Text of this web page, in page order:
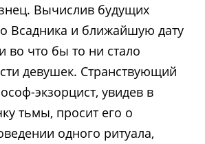
Вычислив будущих
Всадника и ближайшую дату
во что бы то ни стало
девушек. Странствующий
экзорцист, увидев в
тьмы, просит его о
одного ритуала,